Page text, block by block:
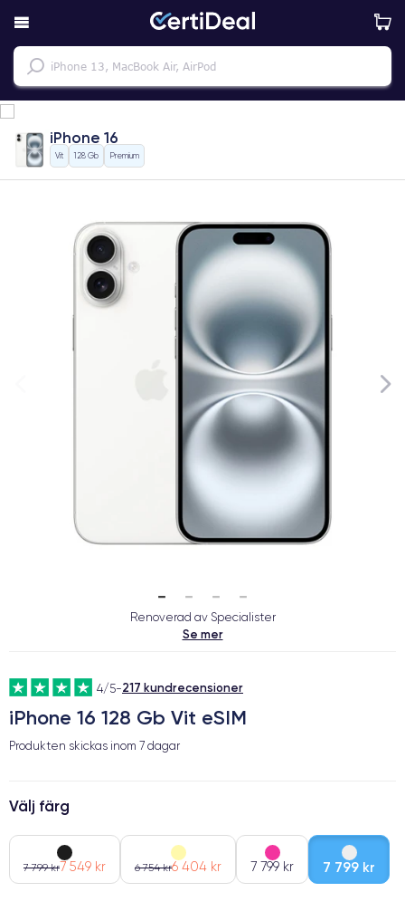
iPhone 16
Vit 128 Gb Premium
Renoverad av Specialister
Se mer
4/5-217 kundrecensioner
iPhone 16 128 Gb Vit eSIM
Produkten skickas inom 7 dagar
Välj färg
7 799 kr7 549 kr 6 754 kr6 404 kr 7 799 kr 7 799 kr